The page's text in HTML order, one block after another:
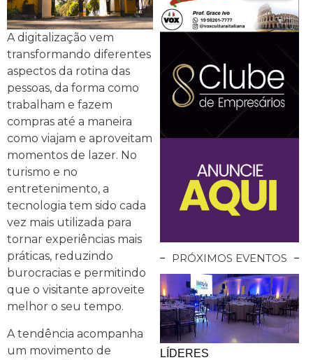
A digitalização vem
transformando diferentes
aspectos da rotina das
pessoas, da forma como
trabalham e fazem
compras até a maneira
como viajam e aproveitam
momentos de lazer. No
turismo e no
entretenimento, a
tecnologia tem sido cada
vez mais utilizada para
tornar experiências mais
práticas, reduzindo
burocracias e permitindo
que o visitante aproveite
melhor o seu tempo.
A tendência acompanha
um movimento de
PRÓXIMOS EVENTOS
LÍDERES